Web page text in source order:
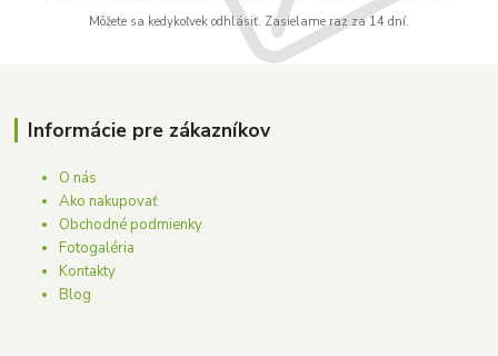
Môžete sa kedykoľvek odhlásiť. Zasielame raz za 14 dní.
Informácie pre zákazníkov
O nás
Ako nakupovať
Obchodné podmienky
Fotogaléria
Kontakty
Blog